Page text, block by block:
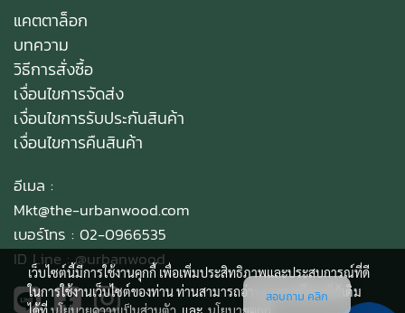
แคตตาล็อก
บทความ
วิธีการสั่งซื้อ
เงื่อนไขการจัดส่ง
เงื่อนไขการรับประกันสินค้า
เงื่อนไขการคืนสินค้า
อีเมล :
Mkt@the-urbanwood.com
เบอร์โทร : 02-0966535
ID Line :@urbanwood
เว็บไซต์นี้มีการใช้งานคุกกี้ เพื่อเพิ่มประสิทธิภาพและประสบการณ์ที่ดี
ในการใช้งานเว็บไซต์ของท่าน ท่านสามารถอ่านรายละเอียดเพิ่มเติม
สอบถาม คลิก